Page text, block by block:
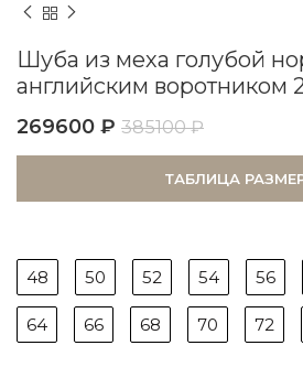
Шуба из меха голубой
английским воротником
269600 ₽ 385100₽
ТАБЛИЦА
48
50 52 54 56
64 66 68 70 72